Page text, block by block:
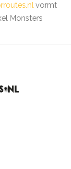
vormt
Monsters